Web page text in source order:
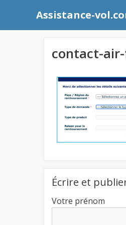
contenu
Assistance-
contact-
Écrire et
Votre prénom